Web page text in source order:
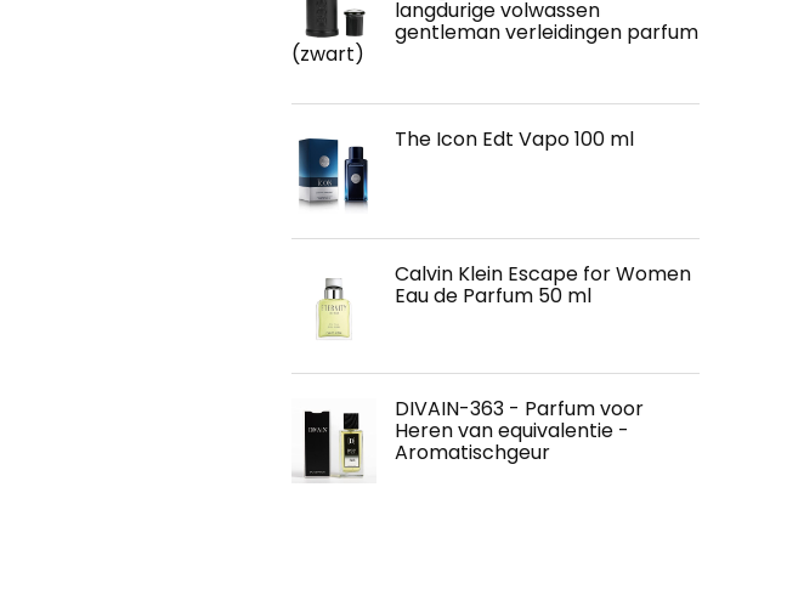
langdurige volwassen
gentleman verleidingen parfum
(zwart)
The Icon Edt Vapo 100 ml
Calvin Klein Escape for Women
Eau de Parfum 50 ml
DIVAIN-363 - Parfum voor
Heren van equivalentie -
Aromatischgeur